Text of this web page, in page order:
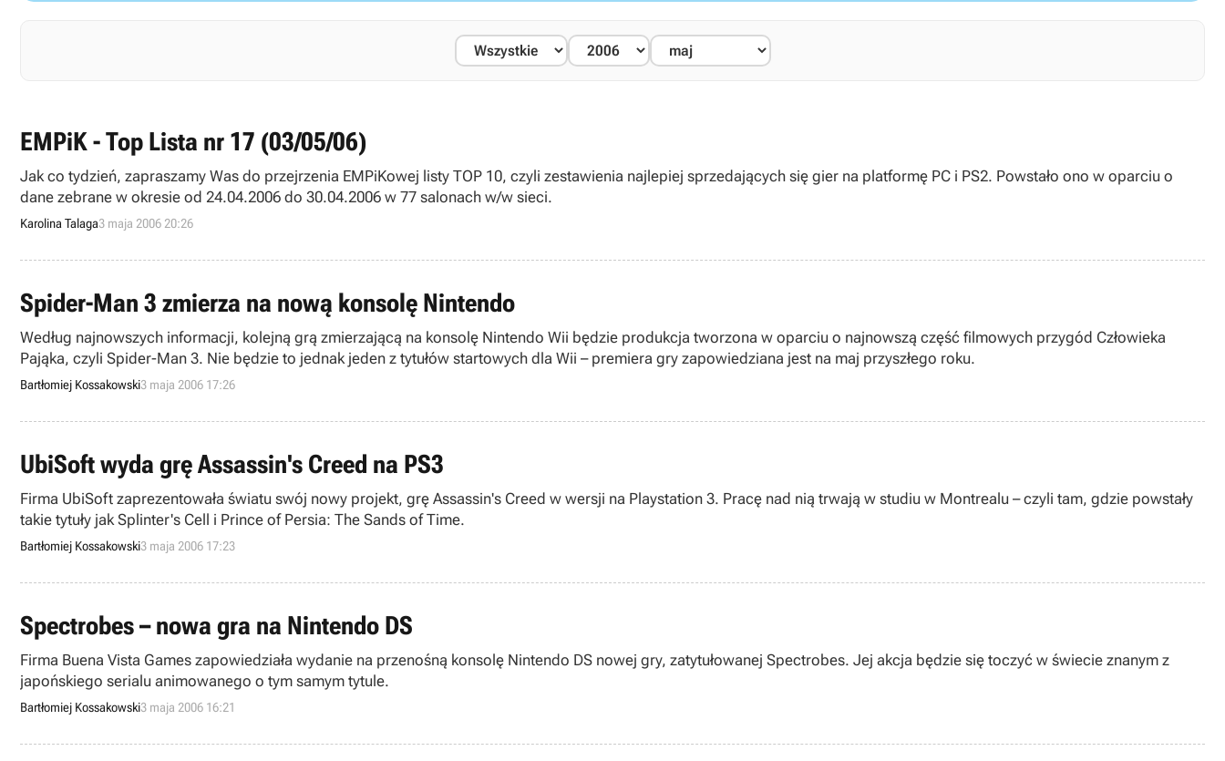
EMPiK - Top Lista nr 17 (03/05/06)
Jak co tydzień, zapraszamy Was do przejrzenia EMPiKowej listy TOP 10, czyli zestawienia najlepiej sprzedających się gier na platformę PC i PS2. Powstało ono w oparciu o
dane zebrane w okresie od 24.04.2006 do 30.04.2006 w 77 salonach w/w sieci.
Karolina Talaga3 maja 2006 20:26
Spider-Man 3 zmierza na nową konsolę Nintendo
Według najnowszych informacji, kolejną grą zmierzającą na konsolę Nintendo Wii będzie produkcja tworzona w oparciu o najnowszą część filmowych przygód Człowieka
Pająka, czyli Spider-Man 3. Nie będzie to jednak jeden z tytułów startowych dla Wii – premiera gry zapowiedziana jest na maj przyszłego roku.
Bartłomiej Kossakowski3 maja 2006 17:26
UbiSoft wyda grę Assassin's Creed na PS3
Firma UbiSoft zaprezentowała światu swój nowy projekt, grę Assassin's Creed w wersji na Playstation 3. Pracę nad nią trwają w studiu w Montrealu – czyli tam, gdzie powstały
takie tytuły jak Splinter's Cell i Prince of Persia: The Sands of Time.
Bartłomiej Kossakowski3 maja 2006 17:23
Spectrobes – nowa gra na Nintendo DS
Firma Buena Vista Games zapowiedziała wydanie na przenośną konsolę Nintendo DS nowej gry, zatytułowanej Spectrobes. Jej akcja będzie się toczyć w świecie znanym z
japońskiego serialu animowanego o tym samym tytule.
Bartłomiej Kossakowski3 maja 2006 16:21